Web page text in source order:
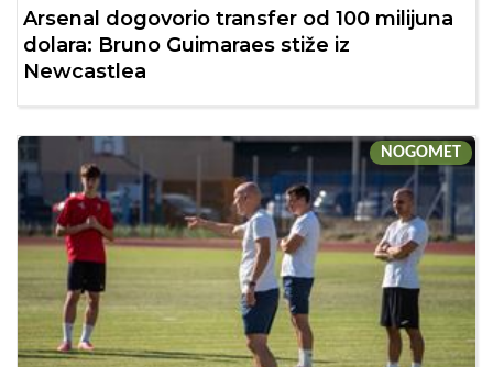
Arsenal dogovorio transfer od 100 milijuna
dolara: Bruno Guimaraes stiže iz
Newcastlea
NOGOMET